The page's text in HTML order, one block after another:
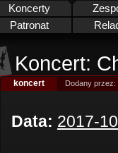
Koncerty
Patronat
Koncert:
koncert Dodany przez:
Data: 2017-